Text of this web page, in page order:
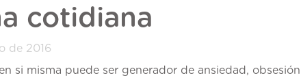
cotidiana
de 2016
si misma puede ser generador de ansiedad,